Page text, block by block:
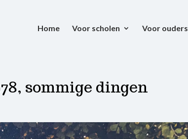
Home Voor scholen Voor ouders
sommige dingen